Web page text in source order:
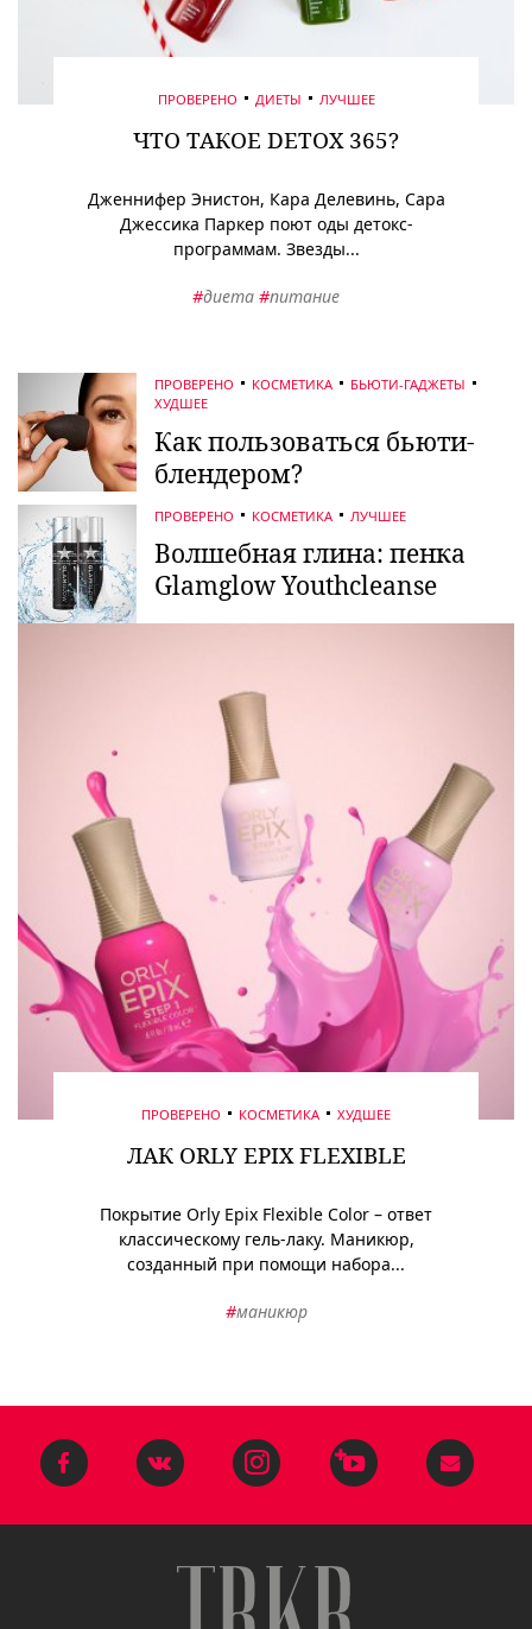
ПРОВЕРЕНО ДИЕТЫ ЛУЧШЕЕ
ЧТО ТАКОЕ DETOX 365?
Дженнифер Энистон, Кара Делевинь, Сара
Джессика Паркер поют оды детокс-
программам. Звезды...
#диета #питание
ПРОВЕРЕНО КОСМЕТИКА
БЬЮТИ-ГАДЖЕТЫ
ХУДШЕЕ
Как пользоваться бьюти-
блендером?
ПРОВЕРЕНО КОСМЕТИКА ЛУЧШЕЕ
Волшебная глина: пенка
Glamglow Youthcleanse
ПРОВЕРЕНО КОСМЕТИКА ХУДШЕЕ
ЛАК ORLY EPIX FLEXIBLE
Покрытие Orly Epix Flexible Color – ответ
классическому гель-лаку. Маникюр,
созданный при помощи набора...
#маникюр